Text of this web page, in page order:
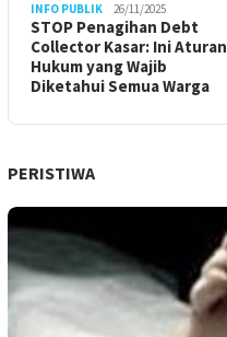
INFO PUBLIK 26/11/2025
STOP Penagihan Debt
Collector Kasar: Ini Aturan
Hukum yang Wajib
Diketahui Semua Warga
PERISTIWA